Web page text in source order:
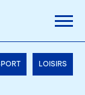
LOISIRS